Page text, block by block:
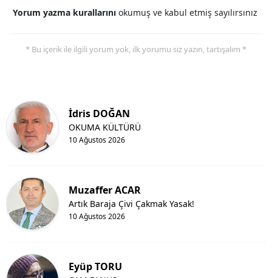
Hakkari
Yorum yazma kurallarını okumuş ve kabul etmiş sayılırsınız
* Bu içerik ile ilgili yorum yok, ilk yorumu siz yazın, tartışalım *
İdris DOĞAN
10 Ağustos 2026
OKUMA KÜLTÜRÜ
Muzaffer ACAR
10 Ağustos 2026
Artık Baraja Çivi Çakmak Yasak!
Eyüp TORU